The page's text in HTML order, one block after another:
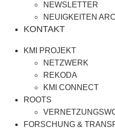
NEWSLETTER
NEUIGKEITEN
KONTAKT
KMI PROJEKT
NETZWERK
REKODA
KMI CONNECT
ROOTS
FORSCHUNG &